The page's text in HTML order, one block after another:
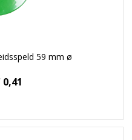
59 mm ø
0,41